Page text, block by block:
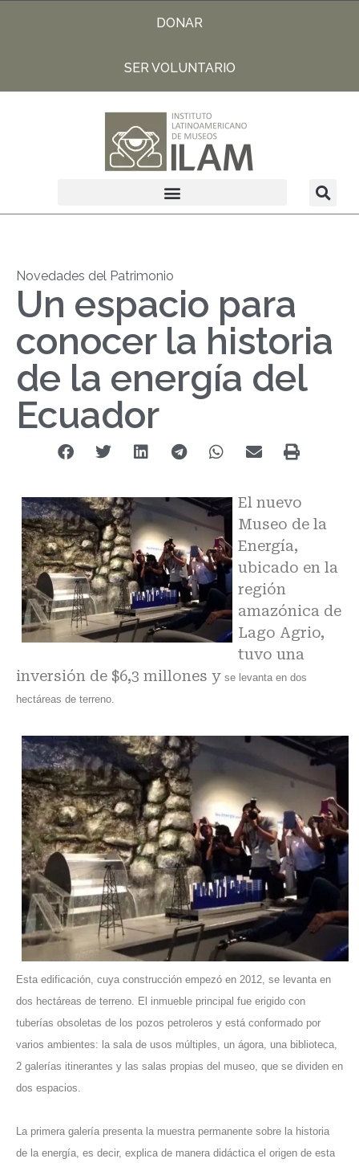
DONAR
SER VOLUNTARIO
Novedades del Patrimonio
Un espacio para
conocer la historia
de la energía del
Ecuador
El nuevo
Museo de la
Energía,
ubicado en la
región
amazónica de
Lago Agrio,
tuvo una
inversión de $6,3 millones y se levanta en dos
hectáreas de terreno.
Esta edificación, cuya construcción empezó en 2012, se levanta en
dos hectáreas de terreno. El inmueble principal fue erigido con
tuberías obsoletas de los pozos petroleros y está conformado por
varios ambientes: la sala de usos múltiples, un ágora, una biblioteca,
2 galerías itinerantes y las salas propias del museo, que se dividen en
dos espacios.
La primera galería presenta la muestra permanente sobre la historia
de la energía, es decir, explica de manera didáctica el origen de esta